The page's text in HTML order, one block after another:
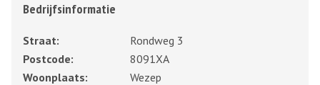
Bedrijfsinformatie
Straat:
Rondweg 3
Postcode:
8091XA
Woonplaats:
Wezep